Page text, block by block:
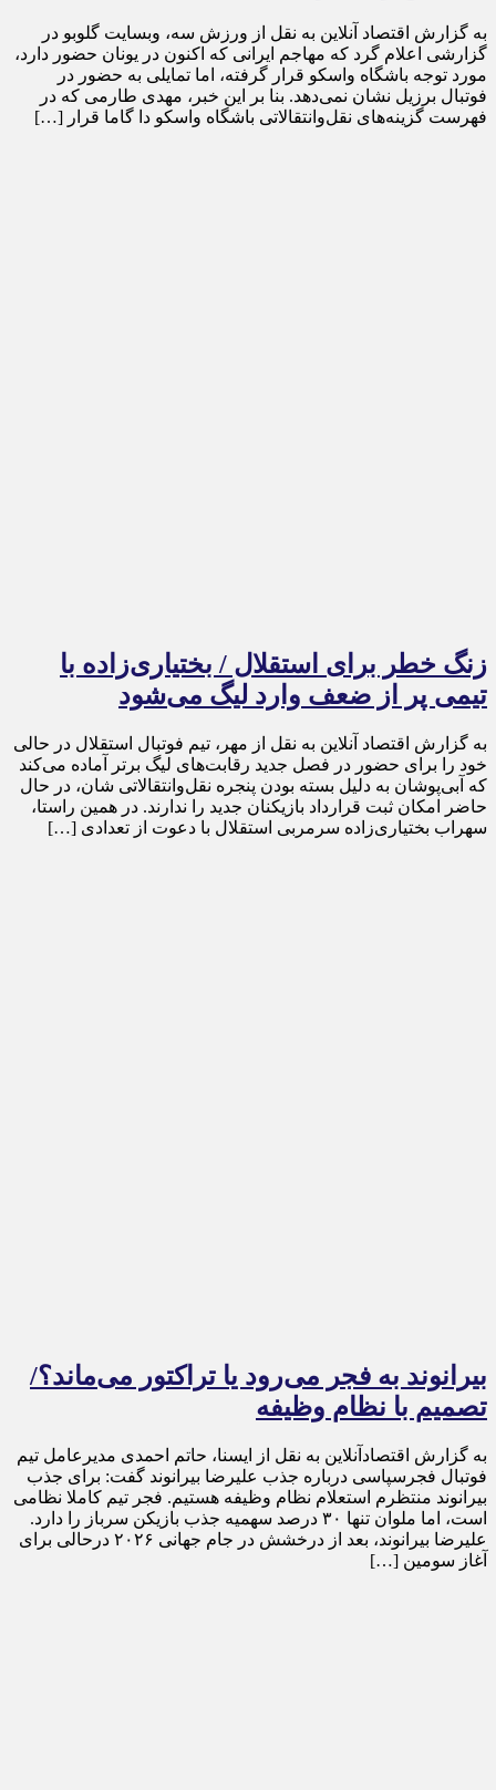
به گزارش اقتصاد آنلاین به نقل از ورزش سه، وبسایت گلوبو در
گزارشی اعلام گرد که مهاجم ایرانی که اکنون در یونان حضور دارد،
مورد توجه باشگاه واسکو قرار گرفته، اما تمایلی به حضور در
فوتبال برزیل نشان نمی‌دهد. بنا بر این خبر، مهدی طارمی که در
فهرست گزینه‌های نقل‌وانتقالاتی باشگاه واسکو دا گاما قرار […]
زنگ خطر برای استقلال / بختیاری‌زاده با
تیمی پر از ضعف وارد لیگ می‌شود
به گزارش اقتصاد آنلاین به نقل از مهر، تیم فوتبال استقلال در حالی
خود را برای حضور در فصل جدید رقابت‌های لیگ برتر آماده می‌کند
که آبی‌پوشان به دلیل بسته بودن پنجره نقل‌وانتقالاتی شان، در حال
حاضر امکان ثبت قرارداد بازیکنان جدید را ندارند. در همین راستا،
سهراب بختیاری‌زاده سرمربی استقلال با دعوت از تعدادی […]
بیرانوند به فجر می‌رود یا تراکتور می‌ماند؟/
تصمیم با نظام وظیفه
به گزارش اقتصادآنلاین به نقل از ایسنا، حاتم احمدی مدیرعامل تیم
فوتبال فجرسپاسی درباره جذب علیرضا بیرانوند گفت: برای جذب
بیرانوند منتظرم استعلام نظام وظیفه هستیم. فجر تیم کاملا نظامی
است، اما ملوان تنها ۳۰ درصد سهمیه جذب بازیکن سرباز را دارد.
علیرضا بیرانوند، بعد از درخشش در جام جهانی ۲۰۲۶ درحالی برای
آغاز سومین […]